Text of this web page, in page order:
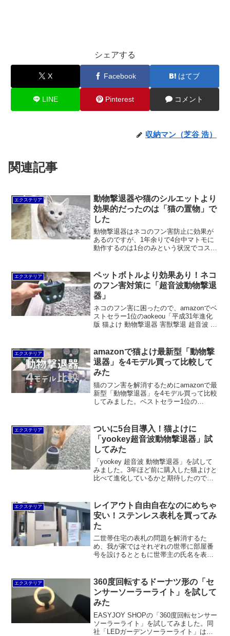
シェアする
X Facebook はてブ
LINE Pinterest コメント
収納マン（芝谷 浩）
関連記事
エクステリア
動物撃退器や猫のシルエットより
効果的だったのは「猫の置物」で
した
動物撃退器はネコのフン害防止に効果が
あるのですが、1年余りで4台中マトモに
動作するのは1台のみという状況でコスパ
あった猫の置物を置いてみると猫が警戒
してほとんど来なくなりました。
エクステリア
ペットボトルより効果あり！ネコ
のフン害対策に「超音波動物撃退
器」
ネコのフン害に困ったので、amazonでベ
ストセラー1位のaokeou「平成31年進化
版 猫よけ 動物撃退器 害獣撃退 超音波 ソ
いますが、ペットボトルよりは確実に効
果があると思います。
エクステリア
amazonで猫よけ最新型「動物撃
退器」を4モデル買って比較して
みた
猫のフン害を解消するためにamazonで最
新型「動物撃退器」を4モデル買って比較
してみました。ベストセラー1位の
きは誤作動が多くて使い物にならず。
HAUSPROFIのは低価格で無難な感じ。
Aokeouの3面タイプは360度カバーできる
のは良かったです。
エクステリア
ついに5台目導入！猫よけに
「yookey超音波動物撃退器」試
してみた
「yookey 超音波 動物撃退器」を試して
みました。3年ほど前に購入した猫よけと
比べて進化しているかと期待したのです
もLEDフラッシュと超音波を同時に発す
るモードはなく、誤作動も普通に起こし
ます。
エクステリア
レイアウト自由自在なのにめちゃ
安い！ステンレス表札を買ってみ
た
二世帯住宅の表札の問題を解消するた
め、我が家ではそれぞれの世帯に部屋番
号を設けるとともに世帯主の氏名を表示
ません。そこで、楽天市場でレイアウト
自由自在の安いステンレス表札とアクリ
ル表札を購入しました。
エクステリア
360度回転するドーナツ形の「セ
ンサーソーラーライト」を試して
みた
EASYJOY SHOPの「360度回転センサー
ソーラーライト」を試してみました。同
社「LEDガーデンソーラーライト」は半